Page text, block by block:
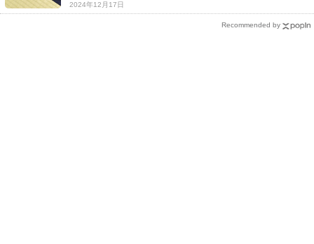
2024年12月17日
Recommended by